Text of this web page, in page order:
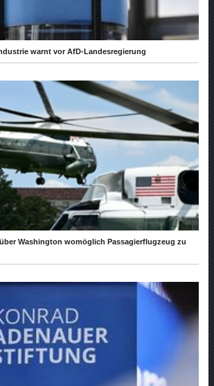
warnt vor AfD-Landesregierung
Washington womöglich Passagierflugzeug zu